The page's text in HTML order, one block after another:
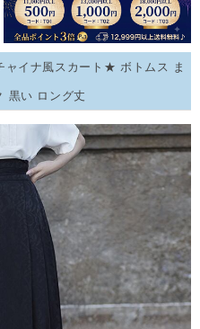
ャイナ風スカート★ ボトムス ま
黒い ロング丈